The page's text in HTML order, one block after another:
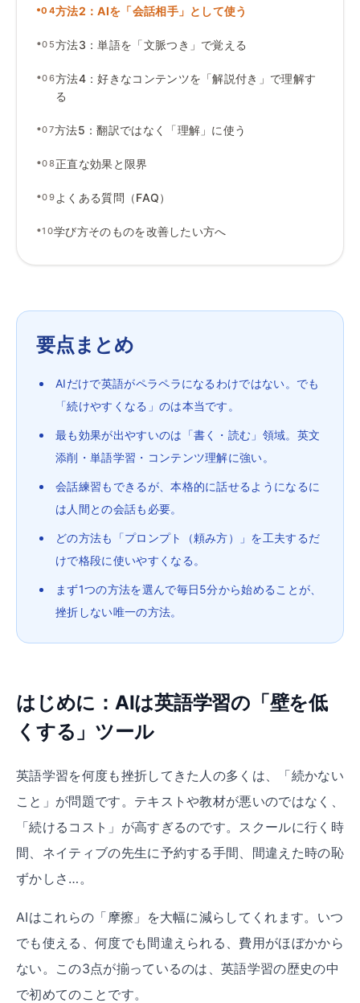
•04方法2 ：AIを「会話相手」として使う
•05方法3 ：単語を「文脈つき」で覚える
•06方法4：好きなコンテンツを「解説付き」で理解す
る
•07方法5 ：翻訳ではなく「理解」に使う
•08正直な効果と限界
•09 よくある質問（FAQ）
•10学び方そのものを改善したい方へ
要点まとめ
AIだけで英語がペラペラになるわけではない。でも
「続けやすくなる」のは本当です。
最も効果が出やすいのは「書く・読む」領域。英文
添削・単語学習・コンテンツ理解に強い。
会話練習もできるが、本格的に話せるようになるに
は人間との会話も必要。
どの方法も「プロンプト（頼み方）」を工夫するだ
けで格段に使いやすくなる。
まず1つの方法を選んで毎日5分から始めることが、
挫折しない唯一の方法。
はじめに：AIは英語学習の「壁を低
くする」ツール
英語学習を何度も挫折してきた人の多くは、「続かない
こと」が問題です。テキストや教材が悪いのではなく、
「続けるコスト」が高すぎるのです。スクールに行く時
間、ネイティブの先生に予約する手間、間違えた時の恥
ずかしさ…。
AIはこれらの「摩擦」を大幅に減らしてくれます。いつ
でも使える、何度でも間違えられる、費用がほぼかから
ない。この3点が揃っているのは、英語学習の歴史の中
で初めてのことです。